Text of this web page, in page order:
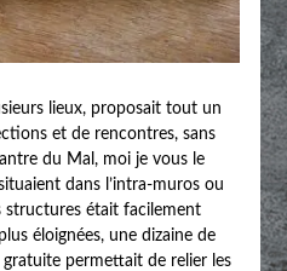
lieux, proposait tout un
et de rencontres, sans
du Mal, moi je vous le
dans l’intra-muros ou
structures était facilement
éloignées, une dizaine de
permettait de relier les